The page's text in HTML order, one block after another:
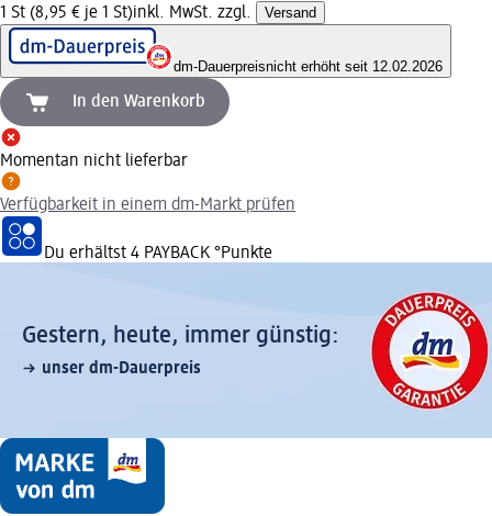
1 St (8,95 € je 1 St)inkl. MwSt. zzgl. Versand
dm-Dauerpreisnicht erhöht seit 12.02.2026
In den Warenkorb
Momentan nicht lieferbar
Verfügbarkeit in einem dm-Markt prüfen
Du erhältst 4 PAYBACK °Punkte
Gestern, heute, immer günstig:
unser dm-Dauerpreis